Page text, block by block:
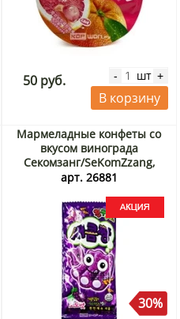
50 руб. - шт +
В корзину
Мармеладные конфеты со
вкусом винограда
Секомзанг/SeKomZzang,
Корея, 35 г Акция
арт. 26881
30%